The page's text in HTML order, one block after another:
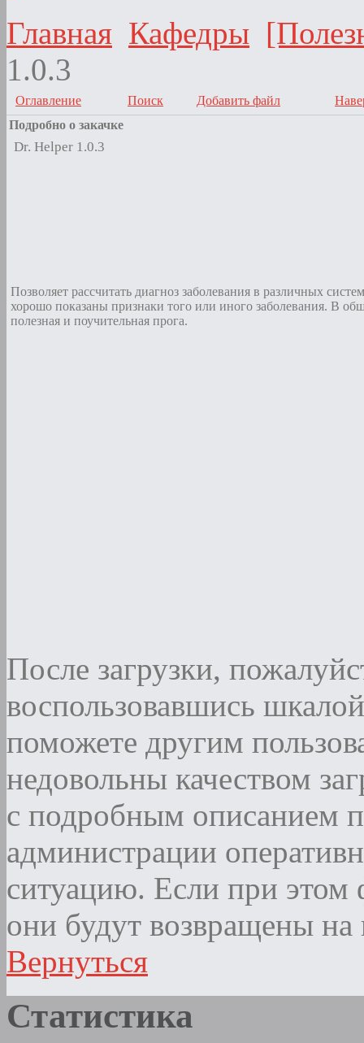
Главная Кафедры
1.0.3
Оглавление Поиск Добавить файл
Подробно о закачке
Dr. Helper 1.0.3
Позволяет рассчитать диагноз заболевания в различных
хорошо показаны признаки того или иного заболевания. В
полезная и поучительная прога.
После загрузки,
воспользовавшись
поможете другим
недовольны качеством
с подробным описанием
администрации
ситуацию. Если при этом
они будут возвращены на
Вернуться
Статистика